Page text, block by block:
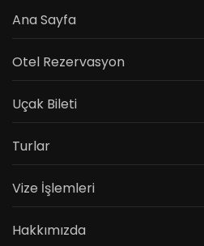
Ana Sayfa
Otel Rezervasyon
Uçak Bileti
Turlar
Vize İşlemleri
Hakkımızda